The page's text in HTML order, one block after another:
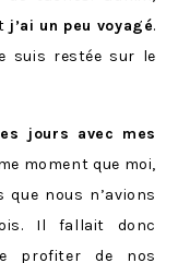
j’ai un peu voyagé.
suis restée sur le
jours avec mes
moment que moi,
nous n’avions
Il fallait donc
profiter de nos